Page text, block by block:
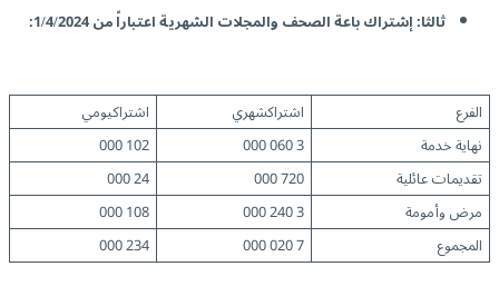
ثالثا: إشتراك باعة الصحف والمجلات الشهرية اعتباراً من 1/4/2024 :
الفرع اشتراكشهري
اشتراكيومي
نهاية خدمة
3 060 000
102 000
تقديمات عائلية
720 000
24 000
مرض وأمومة
3 240 000
108 000
المجموع
7 020 000
234 000